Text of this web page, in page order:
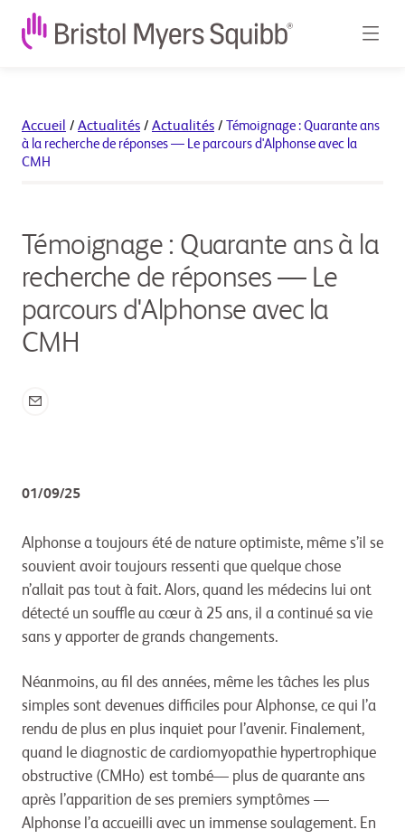
Accueil / Actualités / Actualités /
Témoignage : Quarante ans
à la recherche de réponses — Le parcours d'Alphonse avec la
CMH
Témoignage : Quarante ans à la
recherche de réponses — Le
parcours d'Alphonse avec la
CMH
01/09/25
Alphonse a toujours été de nature optimiste, même s’il se
souvient avoir toujours ressenti que quelque chose
n’allait pas tout à fait. Alors, quand les médecins lui ont
détecté un souffle au cœur à 25 ans, il a continué sa vie
sans y apporter de grands changements.
Néanmoins, au fil des années, même les tâches les plus
simples sont devenues difficiles pour Alphonse, ce qui l’a
rendu de plus en plus inquiet pour l’avenir. Finalement,
quand le diagnostic de cardiomyopathie hypertrophique
obstructive (CMHo) est tombé— plus de quarante ans
après l’apparition de ses premiers symptômes —
Alphonse l’a accueilli avec un immense soulagement. En